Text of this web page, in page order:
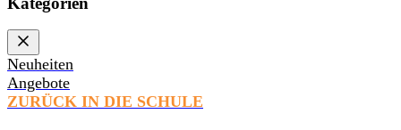
Neuheiten
Angebote
ZURÜCK IN DIE SCHULE